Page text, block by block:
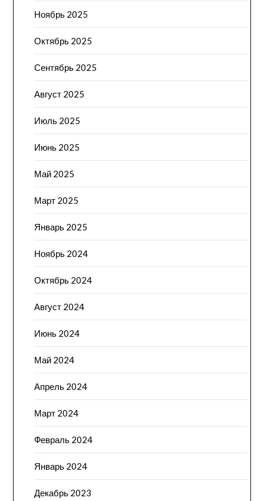
Ноябрь 2025
Октябрь 2025
Сентябрь 2025
Август 2025
Июль 2025
Июнь 2025
Май 2025
Март 2025
Январь 2025
Ноябрь 2024
Октябрь 2024
Август 2024
Июнь 2024
Май 2024
Апрель 2024
Март 2024
Февраль 2024
Январь 2024
Декабрь 2023